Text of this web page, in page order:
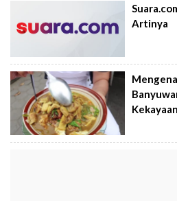
Artinya